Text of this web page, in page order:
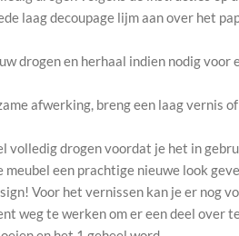
laag decoupage lijm aan over het
drogen en herhaal indien nodig voor
afwerking, breng een laag vernis
volledig drogen voordat je het in
meubel een prachtige nieuwe look
Voor het vernissen kan je er nog
weg te werken om er een deel over